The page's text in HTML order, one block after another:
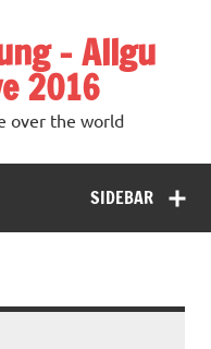
– Allgu
2016
over the world
SIDEBAR